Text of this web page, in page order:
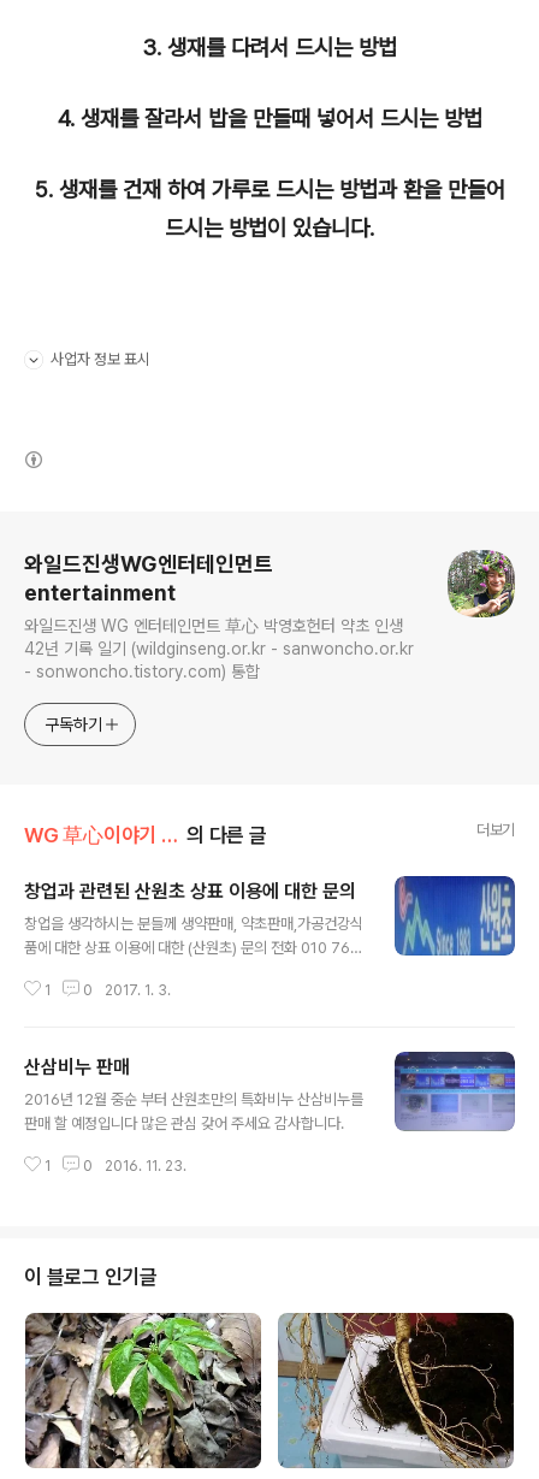
3. 생재를 다려서 드시는 방법
4. 생재를 잘라서 밥을 만들때 넣어서 드시는 방법
5. 생재를 건재 하여 가루로 드시는 방법과 환을 만들어
드시는 방법이 있습니다.
사업자 정보 표시
와일드진생WG엔터테인먼트
entertainment
와일드진생 WG 엔터테인먼트 草心 박영호헌터 약초 인생
42년 기록 일기 (wildginseng.or.kr - sanwoncho.or.kr
- sonwoncho.tistory.com) 통합
구독하기
WG 草心이야기 007 의 다른 글 더보기
창업과 관련된 산원초 상표 이용에 대한 문의
창업을 생각하시는 분들께 생약판매, 약초판매,가공건강식
품에 대한 상표 이용에 대한 (산원초) 문의 전화 010 765
1 0 2017. 1. 3.
산삼비누 판매
2016년 12월 중순 부터 산원초만의 특화비누 산삼비누를
판매 할 예정입니다 많은 관심 갖어 주세요 감사합니다.
1 0 2016. 11. 23.
이 블로그 인기글